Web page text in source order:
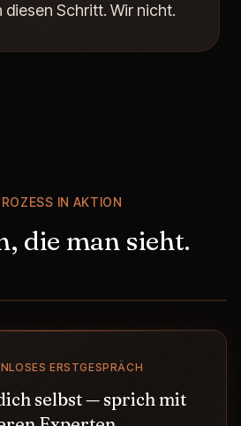
diesen Schritt. Wir nicht.
IN AKTION
die man sieht.
ERSTGESPRÄCH
selbst — sprich mit